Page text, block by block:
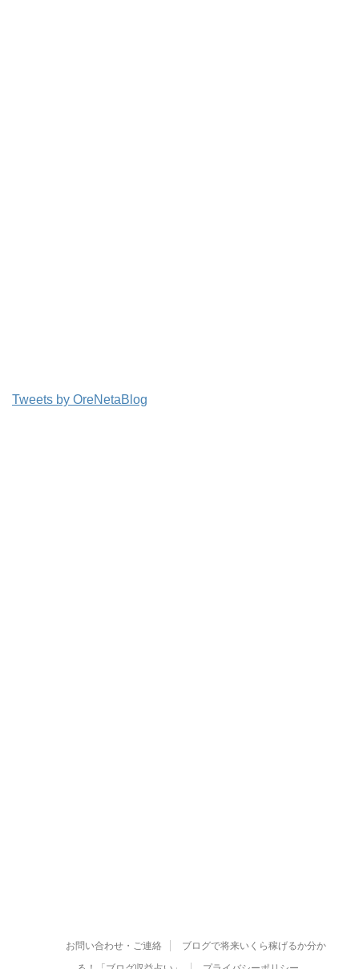
Tweets by OreNetaBlog
お問い合わせ・ご連絡
ブログで将来いくら稼げるか分か